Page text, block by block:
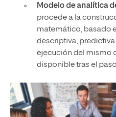
Modelo de analítica
procede a la
matemático, basado
descriptiva,
ejecución del mismo
disponible tras el